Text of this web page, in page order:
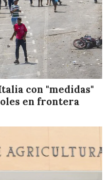
con "medidas"
en frontera